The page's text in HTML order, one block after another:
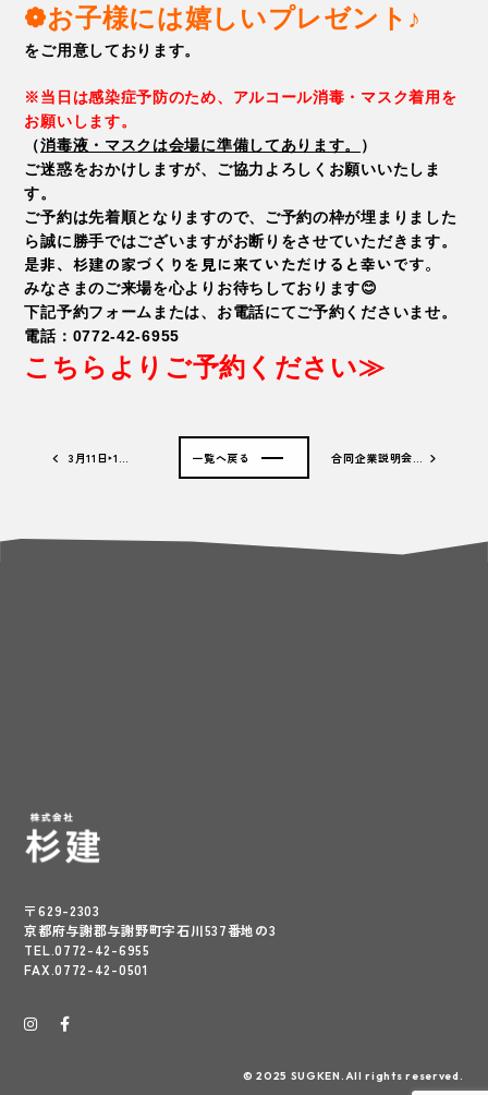
❁お子様には嬉しいプレゼント♪
をご用意しております。
※当日は感染症予防のため、アルコール消毒・マスク着用を
お願いします。
（消毒液・マスクは会場に準備してあります。
）
ご迷惑をおかけしますが、ご協力よろしくお願いいたしま
す。
ご予約は先着順となりますので、ご予約の枠が埋まりました
ら誠に勝手ではございますがお断りをさせていただきます。
是非、杉建の家づくりを見に来ていただけると幸いです。
みなさまのご来場を心よりお待ちしております😊
下記予約フォームまたは、お電話にてご予約くださいませ。
電話：0772-42-6955
こちらよりご予約ください≫
3月11日‣1… 合同企業説明会…
一覧へ戻る
〒629-2303
京都府与謝郡与謝野町字石川537番地の3
TEL.0772-42-6955
FAX.0772-42-0501
© 2025 SUGKEN.All rights reserved.